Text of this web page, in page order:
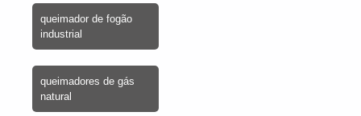
queimador de fogão
industrial
queimadores de gás
natural